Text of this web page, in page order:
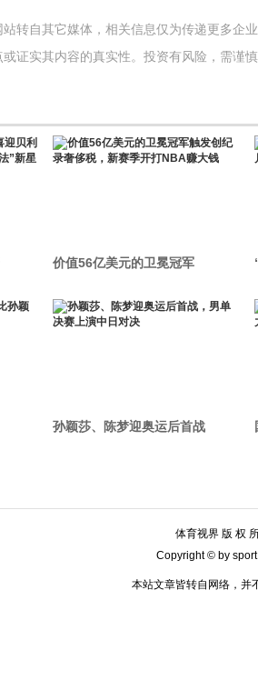
转自其它媒体，相关信息仅为传递更多企
证实其内容的真实性。投资有风险，需谨
价值56亿美元的卫冕冠军
孙颖莎、陈梦迎奥运后首战
体育视界 版 权
Copyright © by
本站文章皆转自网络，并